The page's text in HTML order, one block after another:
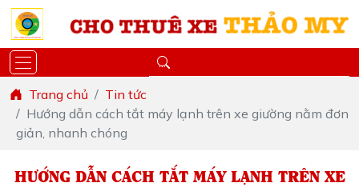
Trang chủ
Tin tức
Hướng dẫn cách tắt máy lạnh trên xe giường nằm đơn
giản, nhanh chóng
HƯỚNG DẪN CÁCH TẮT MÁY LẠNH TRÊN XE